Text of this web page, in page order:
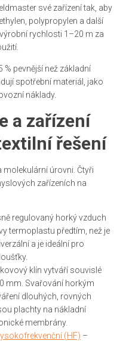
své zařízení tak, aby
polypropylen a další
rychlosti 1–20 m za
pevnější než základní
spotřební materiál, jako
náklady.
a zařízení
řešení
molekulární úrovni. Čtyři
zařízeních na
regulovaný horký vzduch
termoplastu předtím, než je
a je ideální pro
klín vytváří souvislé
mm. Svařování horkým
dlouhých, rovných
plachty na nákladní
membrány.
(HF) –